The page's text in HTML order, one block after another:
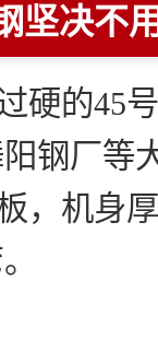
坚决不
硬的45号
钢厂等
，机身厚